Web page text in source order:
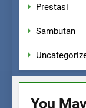
Prestasi
Sambutan
You